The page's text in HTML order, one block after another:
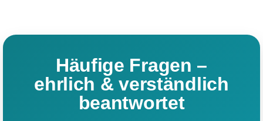
Häufige Fragen –
ehrlich & verständlich
beantwortet